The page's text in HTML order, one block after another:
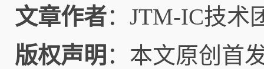
文章作者：JTM-IC技术
版权声明 ：本文原创首